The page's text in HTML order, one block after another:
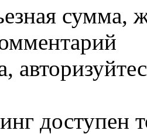
сумма,
доступен